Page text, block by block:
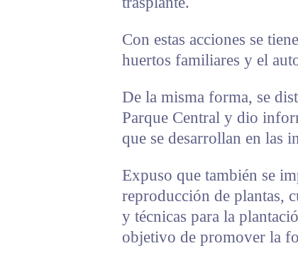
Con estas acciones se
huertos familiares y el
De la misma forma, se
Parque Central y dio
que se desarrollan en las
Expuso que también se
reproducción de plantas,
y técnicas para la
objetivo de promover la